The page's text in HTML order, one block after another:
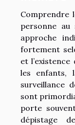
Comprendre
personne au
approche
fortement
et
les enfants,
surveillance
sont
porte
dépistage